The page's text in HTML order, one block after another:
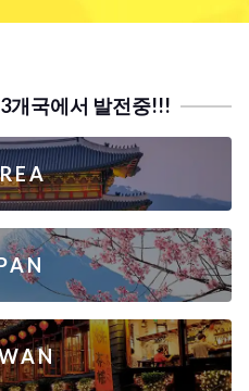
개국에서 발전중!!!